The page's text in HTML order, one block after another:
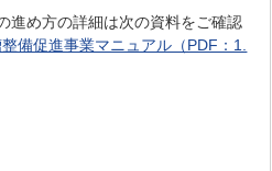
進め方の詳細は次の資料をご確認
備促進事業マニュアル（PDF：1.